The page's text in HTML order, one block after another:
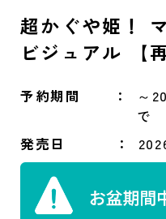
超かぐや姫！
ビジュアル 【再
予約期間
～
で
発売日